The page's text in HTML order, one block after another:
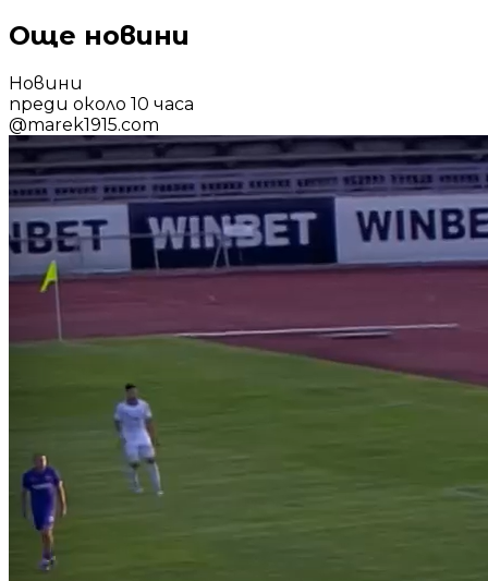
Още новини
Новини
преди около 10 часа
@marek1915.com